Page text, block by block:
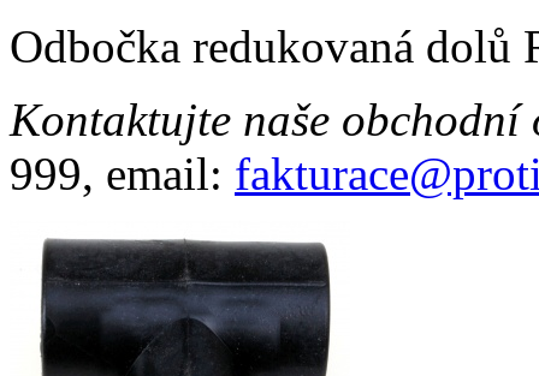
Odbočka redukovaná dolů
Kontaktujte naše obchodní
999, email: